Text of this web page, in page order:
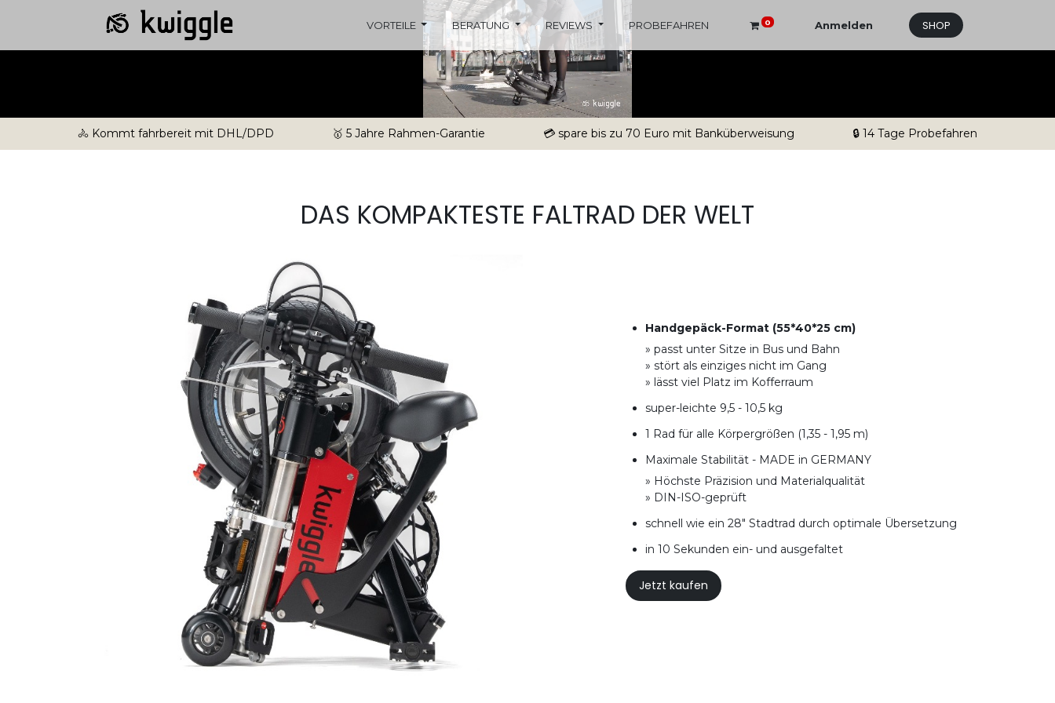
VORTEILE BERATUNG REVIEWS PROBEFAHREN 0 Anmelden SHOP
🚴 Kommt fahrbereit mit DHL/DPD 🥇 5 Jahre Rahmen-Garantie 💳 spare bis zu 70 Euro mit Banküberweisung 🔒 14 Tage Probefahren
DAS KOMPAKTESTE FALTRAD DER WELT
Handgepäck-Format (55*40*25 cm)
» passt unter Sitze in Bus und Bahn
» stört als einziges nicht im Gang
» lässt viel Platz im Kofferraum
super-leichte 9,5 - 10,5 kg
1 Rad für alle Körpergrößen (1,35 - 1,95 m)
Maximale Stabilität - MADE in GERMANY
» Höchste Präzision und Materialqualität
» DIN-ISO-geprüft
schnell wie ein 28" Stadtrad durch optimale Übersetzung
in 10 Sekunden ein- und ausgefaltet
Jetzt kaufen